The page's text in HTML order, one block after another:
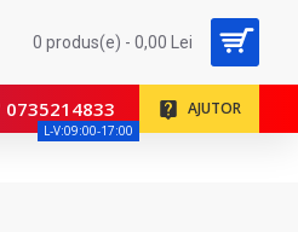
0 produs(e) - 0,00 Lei
0735214833
L-V:09:00-17:00
AJUTOR